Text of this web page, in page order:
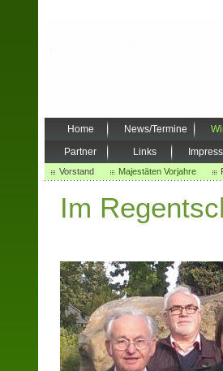
Home News/Termine
Partner
Links
Vorstand Majestäten Vorjahre
Im